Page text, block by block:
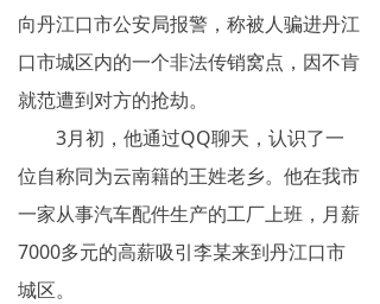
反传销论坛
反传销问答
向丹江口市公安局报警，称被人骗进丹江
口市城区内的一个非法传销窝点，因不肯
就范遭到对方的抢劫。
3月初，他通过QQ聊天，认识了一
位自称同为云南籍的王姓老乡。他在我市
一家从事汽车配件生产的工厂上班，月薪
7000多元的高薪吸引李某来到丹江口市
城区。